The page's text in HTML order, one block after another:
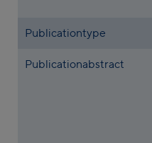
Publicationtype
Publicationabstract